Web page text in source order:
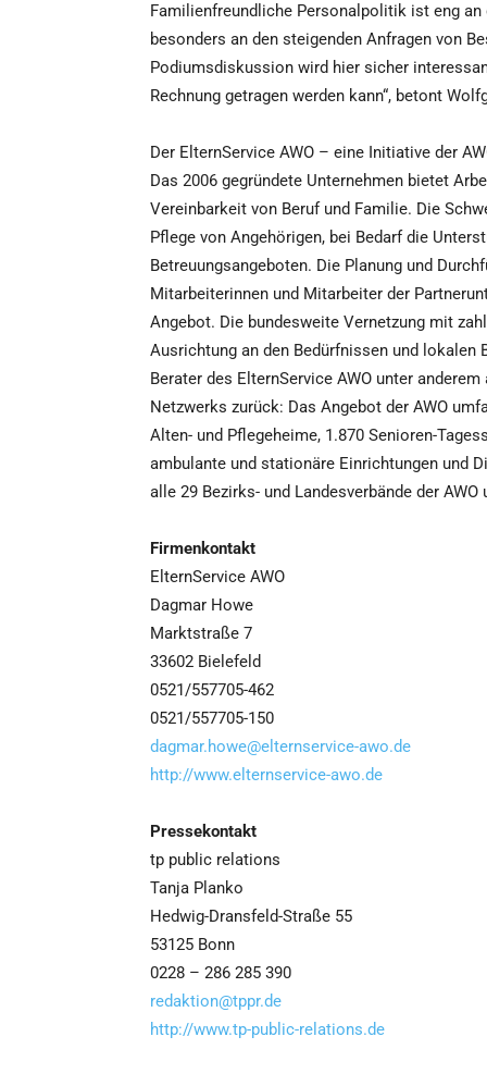
Familienfreundliche Personalpolitik ist eng
besonders an den steigenden Anfragen von
Podiumsdiskussion wird hier sicher
Rechnung getragen werden kann“, betont
Der ElternService AWO – eine Initiative der
Das 2006 gegründete Unternehmen bietet
Vereinbarkeit von Beruf und Familie. Die
Pflege von Angehörigen, bei Bedarf die
Betreuungsangeboten. Die Planung und
Mitarbeiterinnen und Mitarbeiter der
Angebot. Die bundesweite Vernetzung mit
Ausrichtung an den Bedürfnissen und lokalen
Berater des ElternService AWO unter
Netzwerks zurück: Das Angebot der AWO
Alten- und Pflegeheime, 1.870 Senioren-
ambulante und stationäre Einrichtungen und
alle 29 Bezirks- und Landesverbände der AWO
Firmenkontakt
ElternService AWO
Dagmar Howe
Marktstraße 7
33602 Bielefeld
0521/557705-462
0521/557705-150
dagmar.howe@elternservice-awo.de
http://www.elternservice-awo.de
Pressekontakt
tp public relations
Tanja Planko
Hedwig-Dransfeld-Straße 55
53125 Bonn
0228 – 286 285 390
redaktion@tppr.de
http://www.tp-public-relations.de